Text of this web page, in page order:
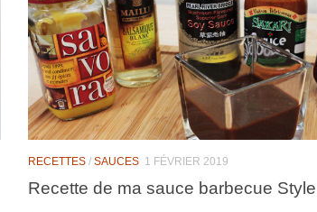
RECETTES / SAUCES 1 FÉVRIER 2019
Recette de ma sauce barbecue